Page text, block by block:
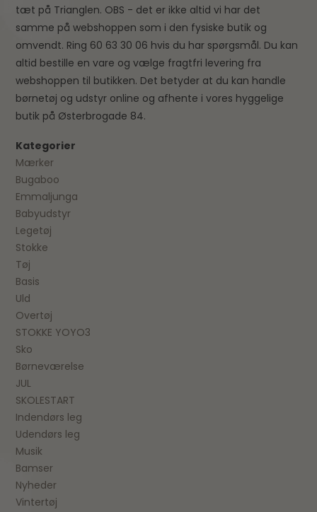
tæt på Trianglen. OBS - det er ikke altid vi har det
samme på webshoppen som i den fysiske butik og
omvendt. Ring 60 63 30 06 hvis du har spørgsmål. Du kan
altid bestille en vare og vælge fragtfri levering fra
webshoppen til butikken. Det betyder at du kan handle
børnetøj og udstyr online og afhente i vores hyggelige
butik på Østerbrogade 84.
Kategorier
Mærker
Bugaboo
Emmaljunga
Babyudstyr
Legetøj
Stokke
Tøj
Basis
Uld
Overtøj
STOKKE YOYO3
Sko
Børneværelse
JUL
SKOLESTART
Indendørs leg
Udendørs leg
Musik
Bamser
Nyheder
Vintertøj